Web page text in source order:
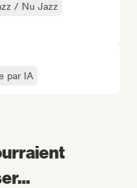
/ Nu Jazz
par IA